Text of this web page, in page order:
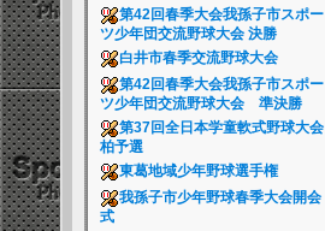
第42回春季大会我孫子市スポー
ツ少年団交流野球大会 決勝
白井市春季交流野球大会
第42回春季大会我孫子市スポー
ツ少年団交流野球大会 準決勝
第37回全日本学童軟式野球大会
柏予選
東葛地域少年野球選手権
我孫子市少年野球春季大会開会
式